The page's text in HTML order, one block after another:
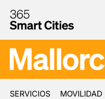
SERVICIOS MOVILIDAD